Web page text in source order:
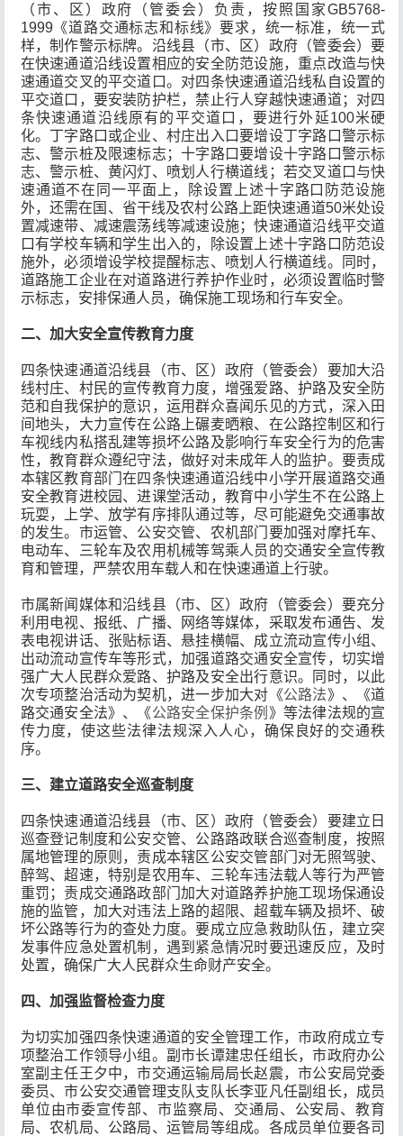
（市、区）政府（管委会）负责，按照国家GB5768-
1999《道路交通标志和标线》要求，统一标准，统一式
样，制作警示标牌。沿线县（市、区）政府（管委会）要
在快速通道沿线设置相应的安全防范设施，重点改造与快
速通道交叉的平交道口。对四条快速通道沿线私自设置的
平交道口，要安装防护栏，禁止行人穿越快速通道；对四
条快速通道沿线原有的平交道口，要进行外延100米硬
化。丁字路口或企业、村庄出入口要增设丁字路口警示标
志、警示桩及限速标志；十字路口要增设十字路口警示标
志、警示桩、黄闪灯、喷划人行横道线；若交叉道口与快
速通道不在同一平面上，除设置上述十字路口防范设施
外，还需在国、省干线及农村公路上距快速通道50米处设
置减速带、减速震荡线等减速设施；快速通道沿线平交道
口有学校车辆和学生出入的，除设置上述十字路口防范设
施外，必须增设学校提醒标志、喷划人行横道线。同时，
道路施工企业在对道路进行养护作业时，必须设置临时警
示标志，安排保通人员，确保施工现场和行车安全。
二、加大安全宣传教育力度
四条快速通道沿线县（市、区）政府（管委会）要加大沿
线村庄、村民的宣传教育力度，增强爱路、护路及安全防
范和自我保护的意识，运用群众喜闻乐见的方式，深入田
间地头，大力宣传在公路上碾麦晒粮、在公路控制区和行
车视线内私搭乱建等损坏公路及影响行车安全行为的危害
性，教育群众遵纪守法，做好对未成年人的监护。要责成
本辖区教育部门在四条快速通道沿线中小学开展道路交通
安全教育进校园、进课堂活动，教育中小学生不在公路上
玩耍，上学、放学有序排队通过等，尽可能避免交通事故
的发生。市运管、公安交管、农机部门要加强对摩托车、
电动车、三轮车及农用机械等驾乘人员的交通安全宣传教
育和管理，严禁农用车载人和在快速通道上行驶。
市属新闻媒体和沿线县（市、区）政府（管委会）要充分
利用电视、报纸、广播、网络等媒体，采取发布通告、发
表电视讲话、张贴标语、悬挂横幅、成立流动宣传小组、
出动流动宣传车等形式，加强道路交通安全宣传，切实增
强广大人民群众爱路、护路及安全出行意识。同时，以此
次专项整治活动为契机，进一步加大对《公路法》、《道
路交通安全法》、《公路安全保护条例 》等法律法规的宣
传力度，使这些法律法规深入人心，确保良好的交通秩
序。
三、建立道路安全巡查制度
四条快速通道沿线县（市、区）政府（管委会）要建立日
巡查登记制度和公安交管、公路路政联合巡查制度，按照
属地管理的原则，责成本辖区公安交管部门对无照驾驶、
醉驾、超速，特别是农用车、三轮车违法载人等行为严管
重罚；责成交通路政部门加大对道路养护施工现场保通设
施的监管，加大对违法上路的超限、超载车辆及损坏、破
坏公路等行为的查处力度。要成立应急救助队伍，建立突
发事件应急处置机制，遇到紧急情况时要迅速反应，及时
处置，确保广大人民群众生命财产安全。
四、加强监督检查力度
为切实加强四条快速通道的安全管理工作，市政府成立专
项整治工作领导小组。副市长谭建忠任组长，市政府办公
室副主任王夕中，市交通运输局局长赵震，市公安局党委
委员、市公安交通管理支队支队长李亚凡任副组长，成员
单位由市委宣传部、市监察局、交通局、公安局、教育
局、农机局、公路局、运管局等组成。各成员单位要各司